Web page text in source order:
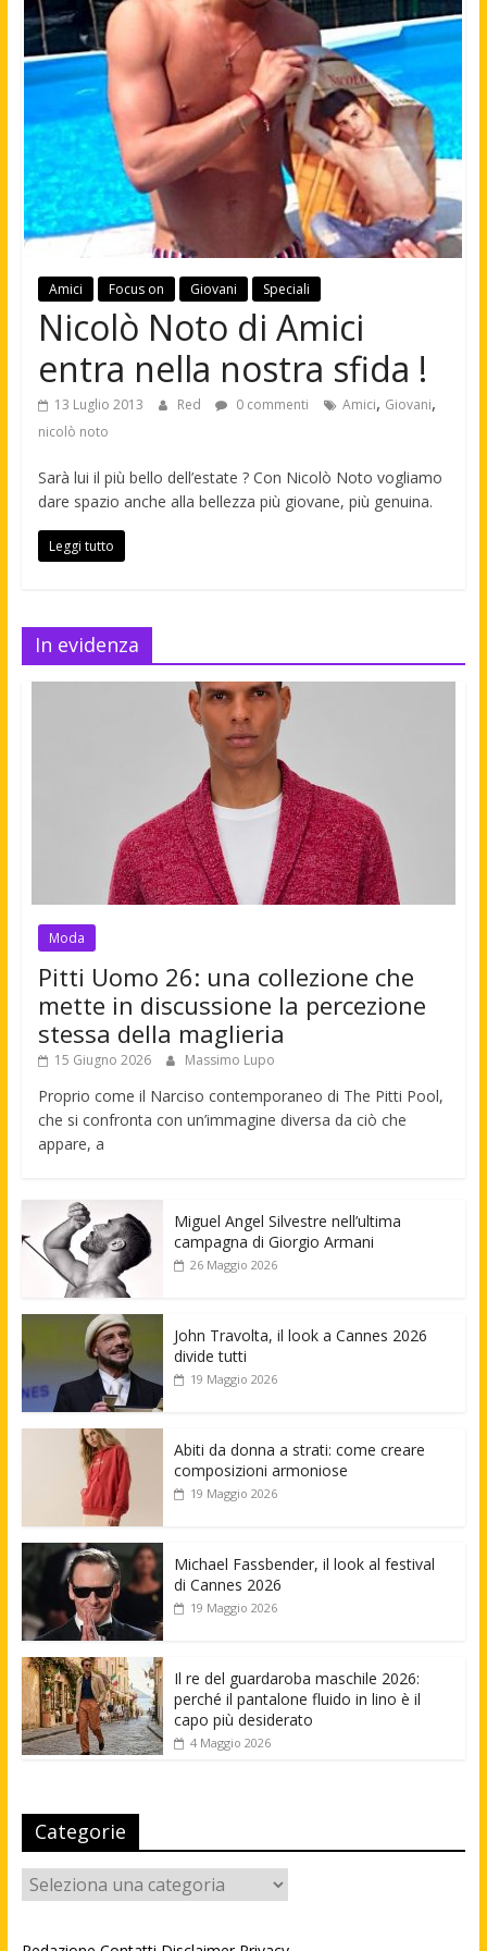
Amici Focus on Giovani Speciali
Nicolò Noto di Amici
entra nella nostra sfida !
13 Luglio 2013 Red 0 commenti Amici, Giovani,
nicolò noto
Sarà lui il più bello dell’estate ? Con Nicolò Noto vogliamo
dare spazio anche alla bellezza più giovane, più genuina.
Leggi tutto
In evidenza
Moda
Pitti Uomo 26: una collezione che
mette in discussione la percezione
stessa della maglieria
15 Giugno 2026 Massimo Lupo
Proprio come il Narciso contemporaneo di The Pitti Pool,
che si confronta con un’immagine diversa da ciò che
appare, a
Miguel Angel Silvestre nell’ultima
campagna di Giorgio Armani
26 Maggio 2026
John Travolta, il look a Cannes 2026
divide tutti
19 Maggio 2026
Abiti da donna a strati: come creare
composizioni armoniose
19 Maggio 2026
Michael Fassbender, il look al festival
di Cannes 2026
19 Maggio 2026
Il re del guardaroba maschile 2026:
perché il pantalone fluido in lino è il
capo più desiderato
4 Maggio 2026
Categorie
Categorie